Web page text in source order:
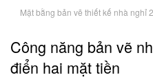
Mặt bằng bản vẽ thiết kế nhà nghỉ
Công năng bản vẽ
điển hai mặt tiền